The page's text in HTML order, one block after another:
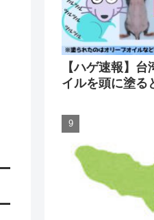
【ハゲ速報】
イルを頭に塗る